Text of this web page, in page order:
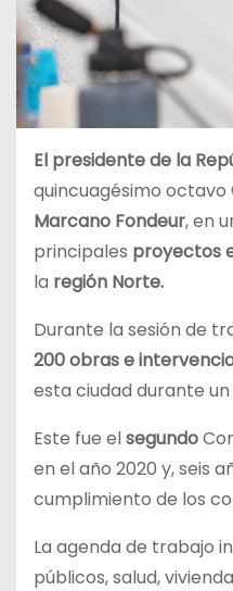
El presidente de la
quincuagésimo octavo
Marcano Fondeur, en
principales proyectos
la región Norte.
Durante la sesión de
200 obras e
esta ciudad durante
Este fue elsegundo
en el año 2020 y, seis
cumplimiento de los
La agenda de trabajo
públicos, salud,